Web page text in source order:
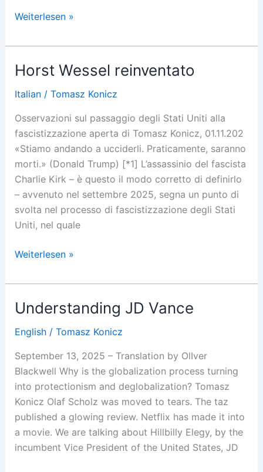
Horst
reimagined
Weiterlesen »
Horst Wessel reinventato
Italian/ Tomasz Konicz
Osservazioni sul passaggio degli Stati Uniti alla
fascistizzazione aperta di Tomasz Konicz, 01.11.202
«Stiamo andando a ucciderli. Praticamente, saranno
morti.» (Donald Trump) [*1] L’assassinio del fascista
Charlie Kirk – è questo il modo corretto di definirlo
– avvenuto nel settembre 2025, segna un punto di
svolta nel processo di fascistizzazione degli Stati
Uniti, nel quale
Horst
reinventato
Weiterlesen »
Understanding JD Vance
English/ Tomasz Konicz
September 13, 2025 – Translation by OlIver
Blackwell Why is the globalization process turning
into protectionism and deglobalization? Tomasz
Konicz Olaf Scholz was moved to tears. The taz
published a glowing review. Netflix has made it into
a movie. We are talking about Hillbilly Elegy, by the
incumbent Vice President of the United States, JD